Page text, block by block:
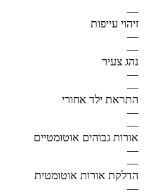
—
זיהוי עייפות
—
—
נהג צעיר
—
—
התראת ילד אחורי
—
—
אורות גבוהים אוטומטיים
—
—
הדלקת אורות אוטומטית
—